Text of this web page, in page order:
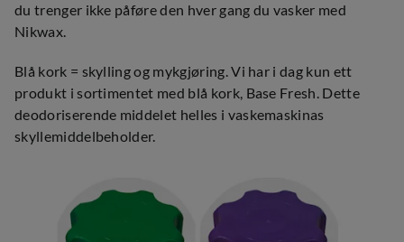
du trenger ikke påføre den hver gang du vasker med
Nikwax.
Blå kork = skylling og mykgjøring. Vi har i dag kun ett
produkt i sortimentet med blå kork, Base Fresh. Dette
deodoriserende middelet helles i vaskemaskinas
skyllemiddelbeholder.